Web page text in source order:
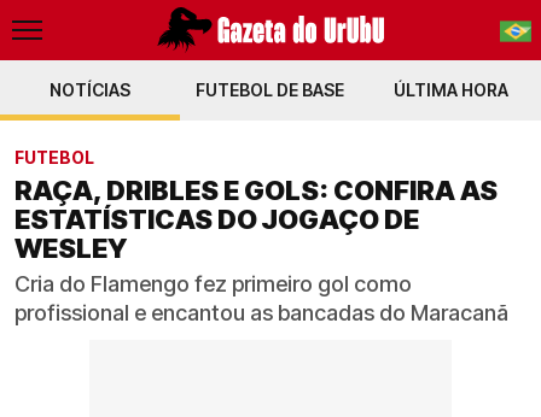
PT-BR
NOTÍCIAS FUTEBOL DE BASE ÚLTIMA HORA
FUTEBOL
RAÇA, DRIBLES E GOLS: CONFIRA AS
ESTATÍSTICAS DO JOGAÇO DE
WESLEY
Cria do Flamengo fez primeiro gol como
profissional e encantou as bancadas do Maracanã